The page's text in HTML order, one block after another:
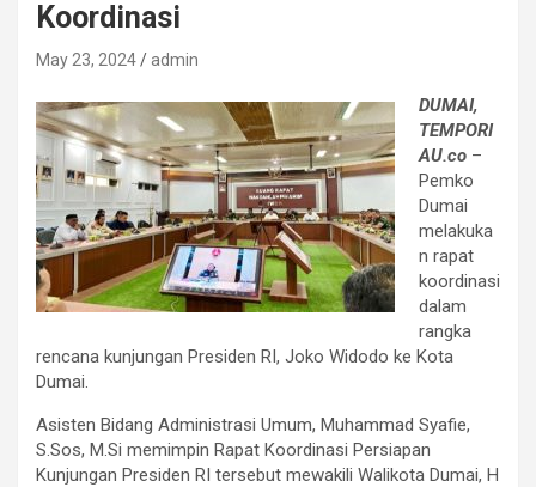
Koordinasi
May 23, 2024 admin
DUMAI,
TEMPORI
AU.co –
Pemko
Dumai
melakuka
n rapat
koordinasi
dalam
rangka
rencana kunjungan Presiden RI, Joko Widodo ke Kota
Dumai.
Asisten Bidang Administrasi Umum, Muhammad Syafie,
S.Sos, M.Si memimpin Rapat Koordinasi Persiapan
Kunjungan Presiden RI tersebut mewakili Walikota Dumai, H